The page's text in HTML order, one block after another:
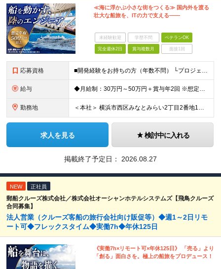
≪海に浮かぶ小さな街をつくる≫ 国内外を渡る
壮大な船旅を、ITの力で支える――
未経験歓迎 学歴不問 ベテランOK
完全週休2日 賞与複数月 面接1回
応募資格 ■開発経験をお持ちの方（年数不問） └プロジェクト推進の経験をお持ちの方は尚歓迎 ■専門学校卒業以上 （四年制大学／大学院／短期大学／専門学校／高等専門学校／学校教育法によらない大学校・各種学校を含む
給与 ◆月給制：30万円～50万円＋賞与年2回 ※想定年収：500万円～800万円 ※経験を考慮し、当社規定に基づいて決定します ※残業代は別途全額支給します ※試用期間（4ヶ月）の給与・待遇に差異はあり
勤務地 ＜本社＞ 横浜市西区みなとみらい2丁目2番地1号 横浜ランドマークタワー47階 ※出張（国内外）、業務乗船あり (変更の範囲)上記を除く当社関連勤務地
求人を見る 検討中に入れる
掲載終了予定日： 2026.08.27
NEW 正社員
郵船クルーズ株式会社／株式会社オーシャンホテルシステムズ【飛鳥クルーズ
合同募集】
法人営業（クルーズ客船の旅行会社向け販促等）◆週1～2日リモ
ート可◆フレックスタイム◆実働7h◆年休125日
《実働7h×リモート可×年休125日》 「売る」より
「創る」面白さを。極上の船旅をプロデュース！